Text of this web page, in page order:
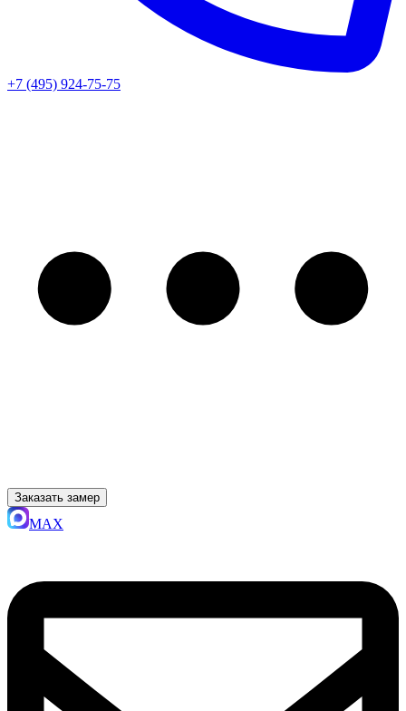
+7 (495) 924-75-75
Заказать замер
MAX